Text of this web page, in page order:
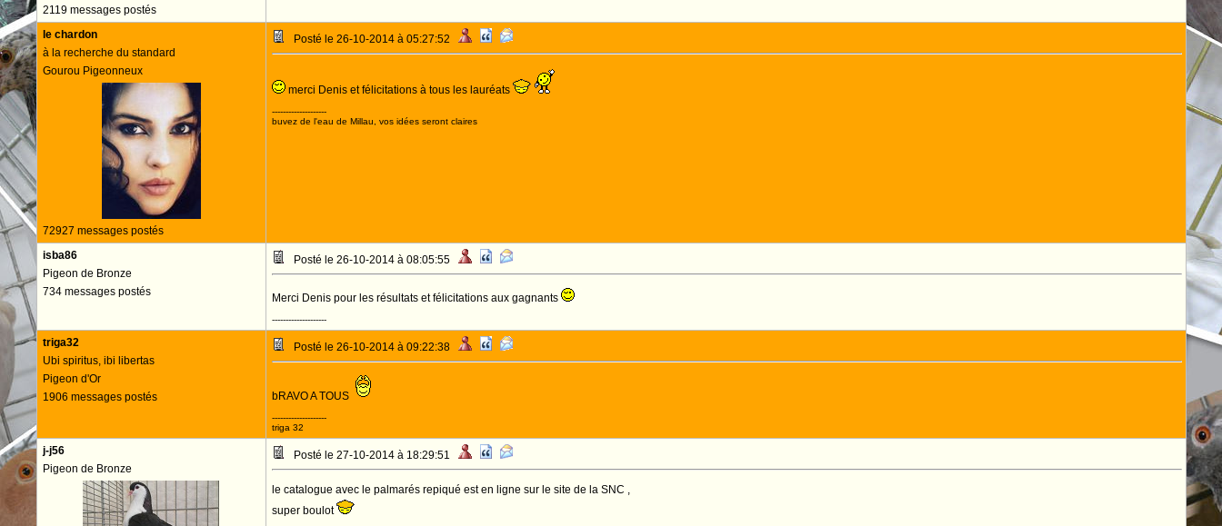
2119 messages postés
le chardon
à la recherche du standard
Gourou Pigeonneux
72927 messages postés
Posté le 26-10-2014 à 05:27:52
merci Denis et félicitations à tous les lauréats
--------------------
buvez de l'eau de Millau, vos idées seront claires
isba86
Pigeon de Bronze
734 messages postés
Posté le 26-10-2014 à 08:05:55
Merci Denis pour les résultats et félicitations aux gagnants
--------------------
triga32
Ubi spiritus, ibi libertas
Pigeon d'Or
1906 messages postés
Posté le 26-10-2014 à 09:22:38
bRAVO A TOUS
--------------------
triga 32
j-j56
Pigeon de Bronze
Posté le 27-10-2014 à 18:29:51
le catalogue avec le palmarés repiqué est en ligne sur le site de la SNC ,
super boulot